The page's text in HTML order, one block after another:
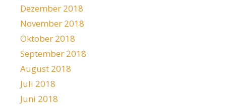
Dezember 2018
November 2018
Oktober 2018
September 2018
August 2018
Juli 2018
Juni 2018